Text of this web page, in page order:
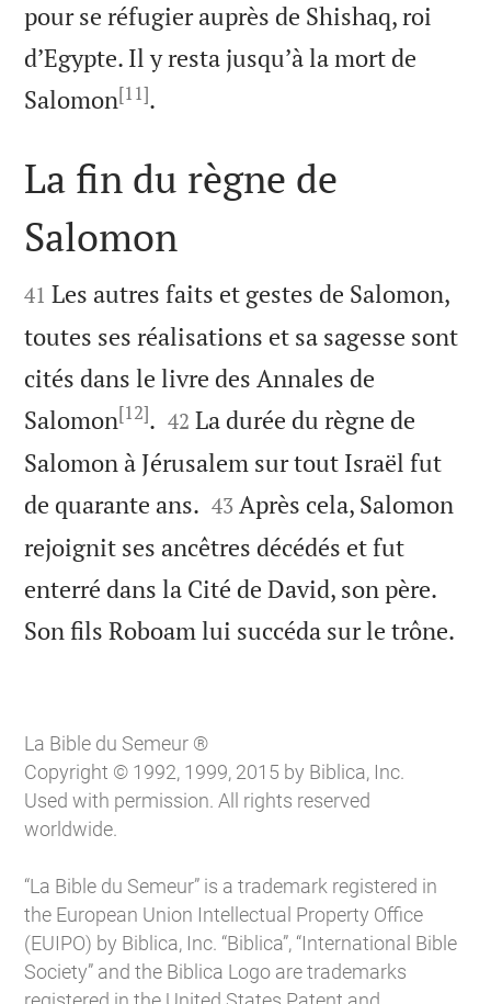
pour se réfugier auprès de Shishaq, roi
d’Egypte. Il y resta jusqu’à la mort de
Salomon[11].

La fin du règne de
Salomon

41 Les autres faits et gestes de Salomon,
toutes ses réalisations et sa sagesse sont
cités dans le livre des Annales de
Salomon[12]. 

42 La durée du règne de
Salomon à Jérusalem sur tout Israël fut
de quarante ans. 

43 Après cela, Salomon
rejoignit ses ancêtres décédés et fut
enterré dans la Cité de David, son père.
Son fils Roboam lui succéda sur le trône.
La Bible du Semeur ®
Copyright © 1992, 1999, 2015 by Biblica, Inc.
Used with permission. All rights reserved
worldwide.
“La Bible du Semeur” is a trademark registered in
the European Union Intellectual Property Office
(EUIPO) by Biblica, Inc. “Biblica”, “International Bible
Society” and the Biblica Logo are trademarks